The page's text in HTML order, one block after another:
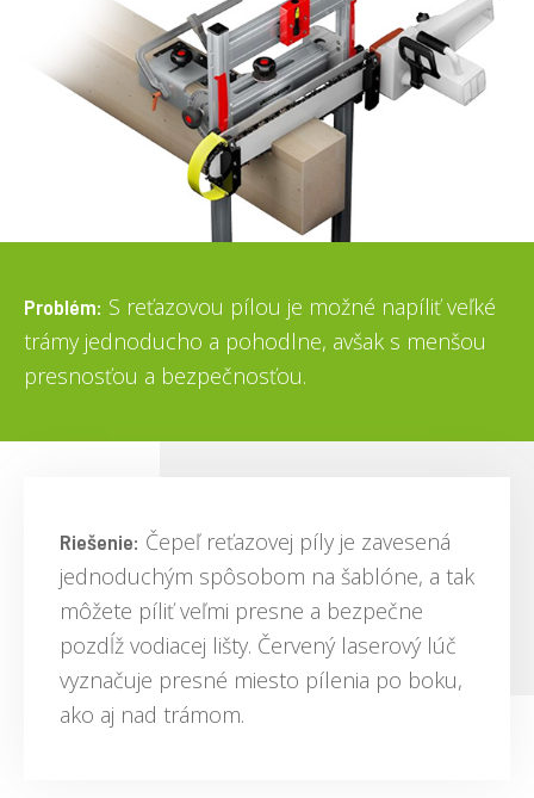
Problém: S reťazovou pílou je možné napíliť veľké
trámy jednoducho a pohodlne, avšak s menšou
presnosťou a bezpečnosťou.
Riešenie: Čepeľ reťazovej píly je zavesená
jednoduchým spôsobom na šablóne, a tak
môžete píliť veľmi presne a bezpečne
pozdĺž vodiacej lišty. Červený laserový lúč
vyznačuje presné miesto pílenia po boku,
ako aj nad trámom.